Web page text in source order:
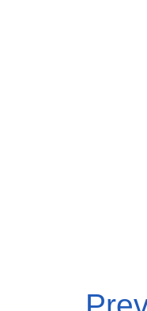
22.07.2022